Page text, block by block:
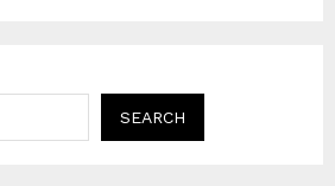
SEARCH